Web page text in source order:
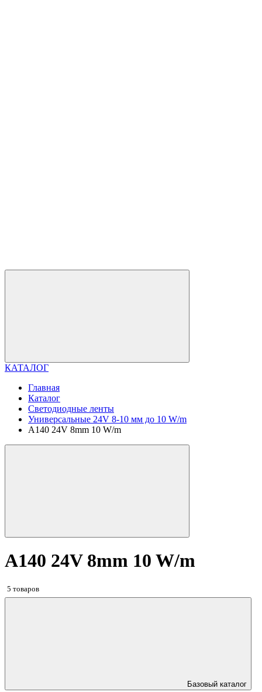
КАТАЛОГ
Главная
Каталог
Светодиодные ленты
Универсальные 24V 8-10 мм до 10 W/m
A140 24V 8mm 10 W/m
A140 24V 8mm 10 W/m
5 товаров
Базовый каталог